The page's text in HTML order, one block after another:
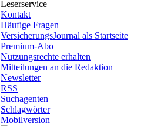
Leserservice
Kontakt
Häufige Fragen
VersicherungsJournal als Startseite
Premium-Abo
Nutzungsrechte erhalten
Mitteilungen an die Redaktion
Newsletter
RSS
Suchagenten
Schlagwörter
Mobilversion